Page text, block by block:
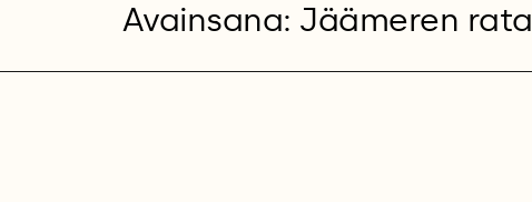
Avainsana: Jäämeren rata